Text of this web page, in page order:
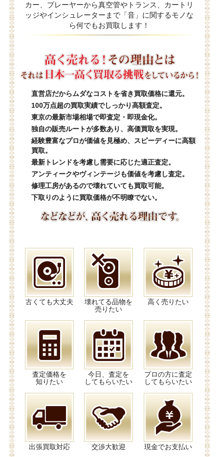
カー、プレーヤーから真空管やトランス、カートリ
ッジやインシュレーターまで「音」に関するモノな
ら何でもお買取します！
直営店だからムダなコストを省き買取価格に還元。
100万点超の買取実績でしっかり高額査定。
東京の最新市場相場で即査定・即現金化。
独自の販売ルートが多数あり、高価買取を実現。
経験豊富なプロが価値を見極め、スピーディーに高額
買取。
最新トレンドを考慮し需要に応じた適正査定。
アンティークやヴィンテージも価値を考慮し査定。
修理工房があるので壊れていても買取可能。
下取りのように買取価格が不明瞭でない。
古くても大丈夫
壊れてる品物を
売りたい
高く売りたい
査定価格を
知りたい
今日、査定を
してもらいたい
プロの方に査定
してもらいたい
出張買取対応 交渉大歓迎 現金でお支払い